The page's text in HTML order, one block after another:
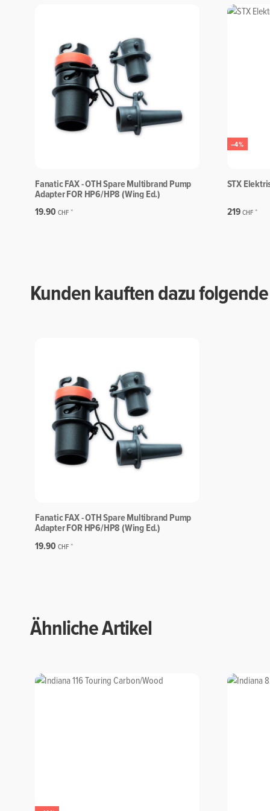
Fanatic FAX - OTH Spare Multibrand Pump
Adapter FOR HP6/HP8 (Wing Ed.)
19.90 CHF*
–4%
STX
219CHF *
Kunden kauften dazu
Fanatic FAX - OTH Spare Multibrand Pump
Adapter FOR HP6/HP8 (Wing Ed.)
19.90 CHF*
Ähnliche Artikel